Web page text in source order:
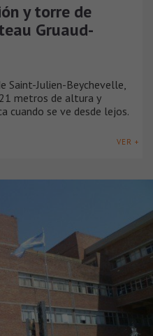
y torre de
Gruaud-
Saint-Julien-Beychevelle,
metros de altura y
cuando se ve desde lejos.
VER +